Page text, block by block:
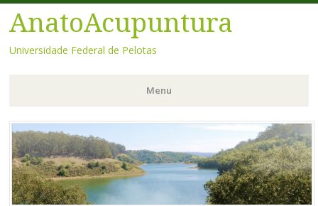
AnatoAcupuntura
Universidade Federal de Pelotas
Menu
Pular
para
o
conteúdo